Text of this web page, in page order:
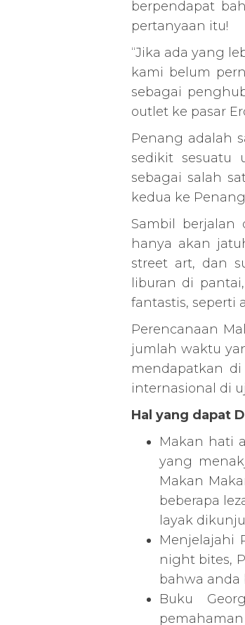
berpendapat
pertanyaan itu!
“Jika ada yang
kami belum
sebagai
outlet ke pasar
Penang adalah
sedikit sesuatu
sebagai salah
kedua ke
Sambil berjalan
hanya akan
street art, dan
liburan di
fantastis, seperti
Perencanaan
jumlah waktu
mendapatkan
internasional di
Hal yang dapat
Makan hati
yang
Makan
beberapa
layak
Menjelajahi
night bites,
bahwa anda
Buku